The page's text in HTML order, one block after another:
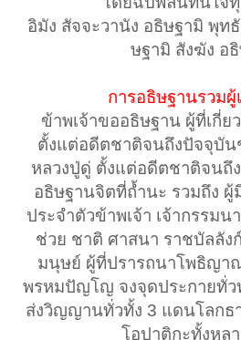
อิมัง สัจจะวานัง อธิษฐามิ พุท
ษฐามิ สังฆัง อ
การอธิษฐานรวมผู้
ข้าพเจ้าขออธิษฐาน ผู้ที่เกี่ย
ตั้งแต่อดีตชาติจนถึงปัจจุบัน
หลวงปู่ดู่ ตั้งแต่อดีตชาติจนถึ
อธิษฐานจิตที่ถ้ำนะ รวมถึง
ประจำตัวข้าพเจ้า เจ้ากรรมน
ช่วย ชาติ ศาสนา ราชบัลลั
มนุษย์ ผู้ที่ปรารถนาโพธิญา
พรหมปัญโญ จงจุดประกายทั่
ส่งวิญญานทั่วทั้ง 3 แดนโลกธ
โอปาติกะทั้งหล